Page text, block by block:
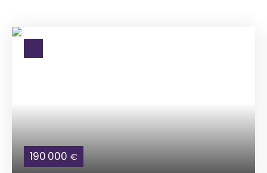
190 000 €